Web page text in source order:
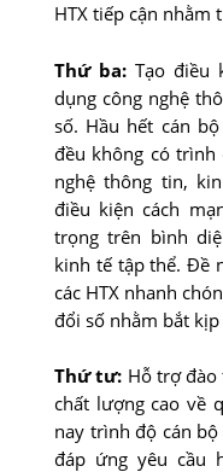
HTX tiếp cận nhằm
Thứ ba:Tạo điều
dụng công nghệ
số. Hầu hết cán
đều không có trình
nghệ thông tin,
điều kiện cách
trọng trên bình
kinh tế tập thể. Đề
các HTX nhanh
đổi số nhằm bắt
Thứ tư: Hỗ trợ
chất lượng cao về
nay trình độ cán
đáp ứng yêu cầu